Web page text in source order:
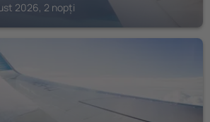
2026, 2 nopți